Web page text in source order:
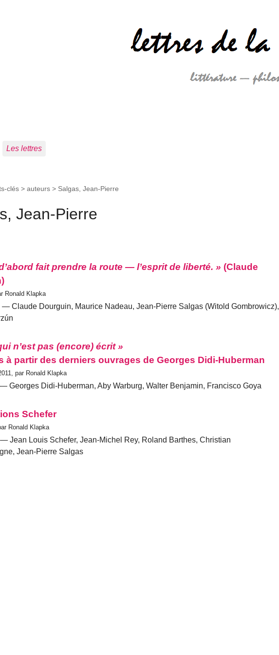
Les lettres
clés > auteurs > Salgas, Jean-Pierre
Jean-Pierre
fait prendre la route — l’esprit de liberté. » (Claude
Ronald Klapka
— Claude Dourguin, Maurice Nadeau, Jean-Pierre Salgas (Witold Gombrowicz),
n’est pas (encore) écrit »
à partir des derniers ouvrages de Georges Didi-Huberman
par Ronald Klapka
Georges Didi-Huberman, Aby Warburg, Walter Benjamin, Francisco Goya
Schefer
Ronald Klapka
Jean Louis Schefer, Jean-Michel Rey, Roland Barthes, Christian
Jean-Pierre Salgas